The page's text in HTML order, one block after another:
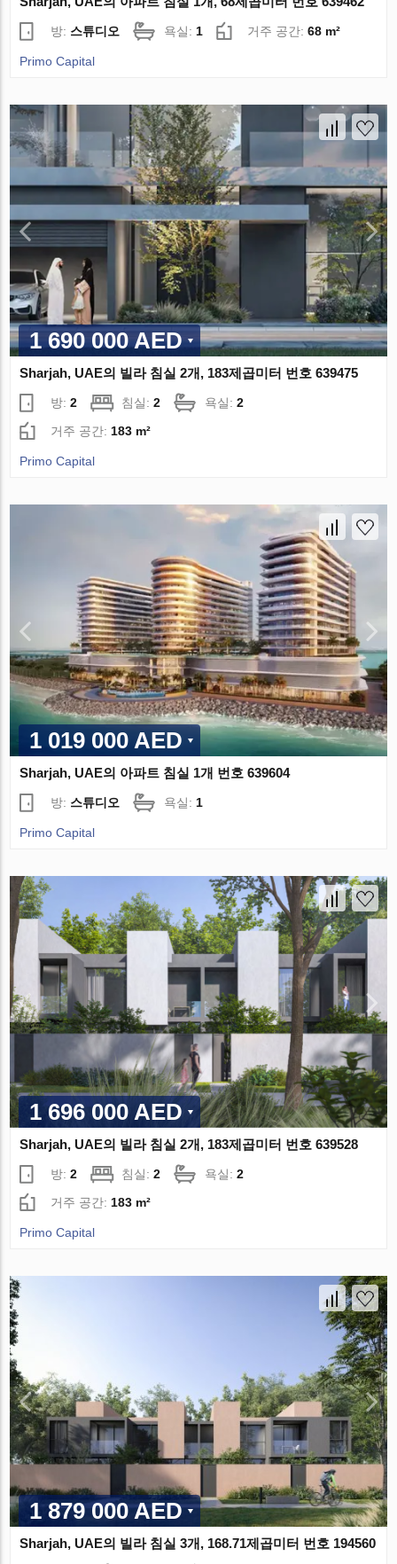
방: 스튜디오 욕실:1 거주 공간:68 m²
Primo Capital
1 690 000 AED
Sharjah, UAE의 빌라 침실 2개, 183제곱미터 번호 639475
방:2 침실:2 욕실:2
거주 공간: 183 m²
Primo Capital
1 019 000 AED
Sharjah, UAE의 아파트 침실 1개 번호 639604
방: 스튜디오 욕실: 1
Primo Capital
1 696 000 AED
Sharjah, UAE의 빌라 침실 2개, 183제곱미터 번호 639528
방:2 침실:2 욕실:2
거주 공간: 183 m²
Primo Capital
1 879 000 AED
Sharjah, UAE의 빌라 침실 3개, 168.71제곱미터 번호 194560